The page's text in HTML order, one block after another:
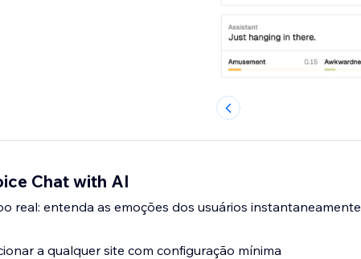
Chat with AI
real: entenda as emoções dos usuários instantaneamente
a qualquer site com configuração mínima